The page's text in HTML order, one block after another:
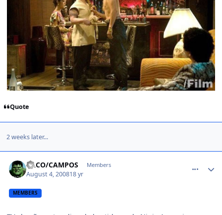
Quote
2 weeks later...
CACO/CAMPOS Members
August 4, 200818 yr
MEMBERS